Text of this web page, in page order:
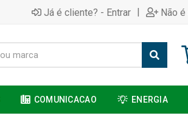
Já é cliente? - Entrar | Não
COMUNICACAO ENERGIA